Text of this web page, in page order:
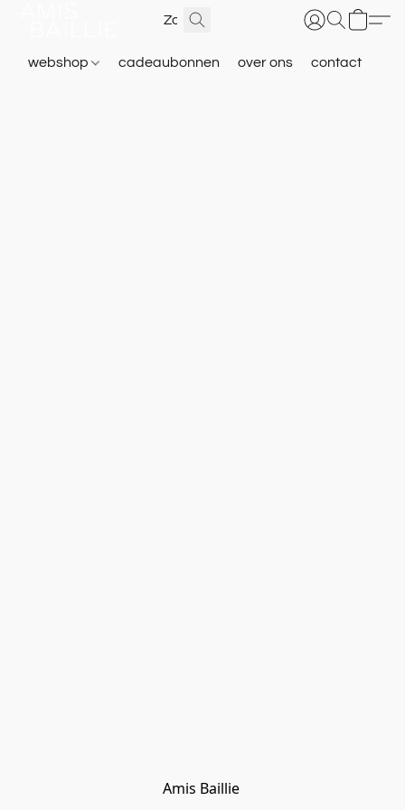
webshop cadeaubonnen over ons contact
Amis Baillie